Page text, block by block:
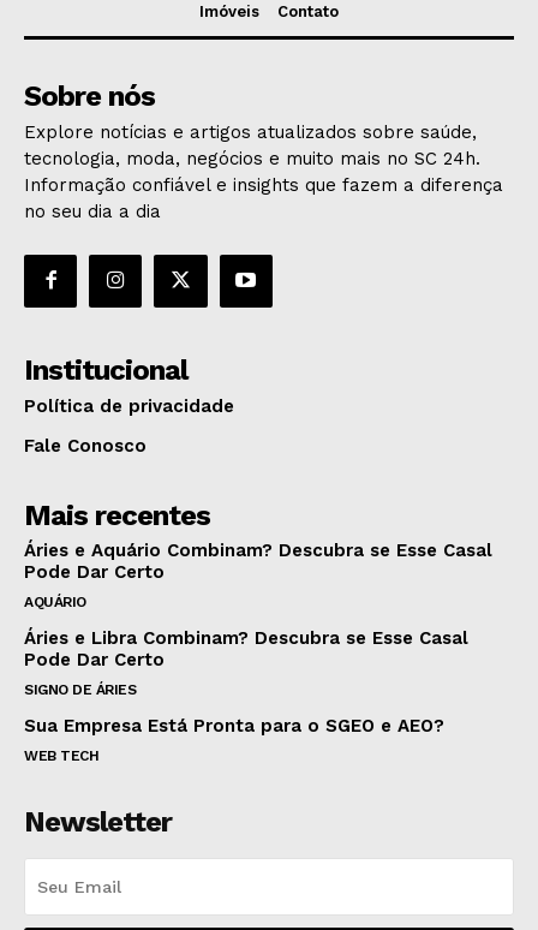
Imóveis
Contato
Sobre nós
Explore notícias e artigos atualizados sobre saúde,
tecnologia, moda, negócios e muito mais no SC 24h.
Informação confiável e insights que fazem a diferença
no seu dia a dia
Institucional
Política de privacidade
Fale Conosco
Mais recentes
Áries e Aquário Combinam? Descubra se Esse Casal
Pode Dar Certo
AQUÁRIO
Áries e Libra Combinam? Descubra se Esse Casal
Pode Dar Certo
SIGNO DE ÁRIES
Sua Empresa Está Pronta para o SGEO e AEO?
WEB TECH
Newsletter